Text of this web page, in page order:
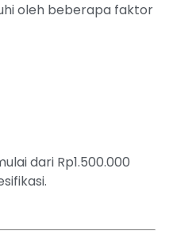
oleh beberapa faktor
dari Rp1.500.000